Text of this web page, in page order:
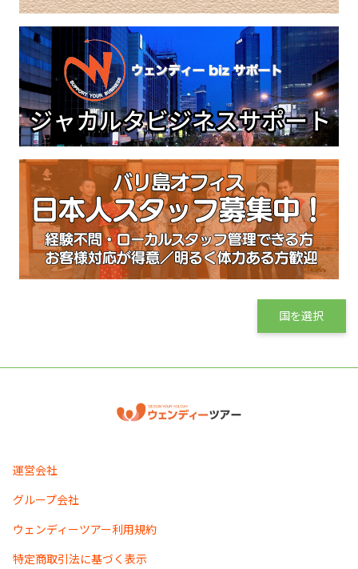
国を選択
運営会社
グループ会社
ウェンディーツアー利用規約
特定商取引法に基づく表示